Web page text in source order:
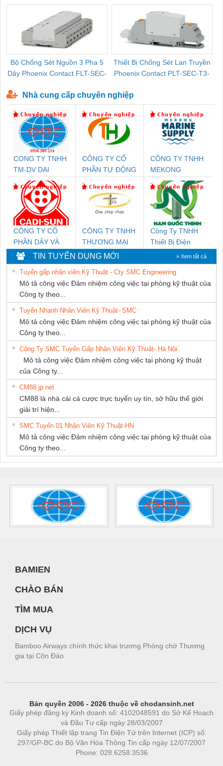
Bộ Chống Sét Nguồn 3 Pha 5
Dây Phoenix Contact FLT-SEC-
Thiết Bị Chống Sét Lan Truyền
Phoenix Contact PLT-SEC-T3-
Nhà cung cấp chuyên nghiệp
CONG TY TNHH
TM-DV DAI
DONG THANH
CÔNG TY CỔ
PHẦN TỰ ĐỘNG
CÔNG TY TNHH
MEKONG
MARINE
SUPPLY
CÔNG TY CỔ
PHẦN DÂY VÀ
CÁP ĐIỆN
THƯỢNG ĐÌNH
CÔNG TY TNHH
THƯƠNG MẠI
THIÊN ÂN VIỆT
NAM
Công Ty TNHH
Thiết Bị Điện
Nam Quốc Thịnh
TIN TUYỂN DỤNG MỚI » Xem tất cả
Tuyển gấp nhân viên Kỹ Thuật - Cty SMC Engineering
Mô tả công việc Đảm nhiệm công việc tại phòng kỹ thuật của
Công ty theo...
Tuyển Nhanh Nhân Viên Kỹ Thuật- SMC
Mô tả công việc Đảm nhiệm công việc tại phòng kỹ thuật của
Công ty theo...
Công Ty SMC Tuyển Gấp Nhân Viên Kỹ Thuật- Hà Nội
Mô tả công việc Đảm nhiệm công việc tại phòng kỹ thuật
của Công ty...
CM88 jp net
CM88 là nhà cái cá cược trực tuyến uy tín, sở hữu thế giới
giải trí hiện...
SMC Tuyển 01 Nhân Viên Kỹ Thuật-HN
Mô tả công việc Đảm nhiệm công việc tại phòng kỹ thuật của
Công ty theo...
BAMIEN
CHÀO BÁN
TÌM MUA
DỊCH VỤ
Bamboo Airways chính thức khai trương Phòng chờ Thương
gia tại Côn Đảo
Bản quyền 2006 - 2026 thuộc về chodansinh.net
Giấy phép đăng ký Kinh doanh số: 4102048591 do Sở Kế Hoạch
và Đầu Tư cấp ngày 28/03/2007
Giấy phép Thiết lập trang Tin Điện Tử trên Internet (ICP) số:
297/GP-BC do Bộ Văn Hóa Thông Tin cấp ngày 12/07/2007
Phone: 028.6258.3536